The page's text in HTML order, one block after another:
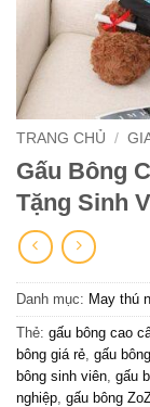
TRANG CHỦ /
Gấu Bông
Tặng Sinh
Danh mục: May thú
Thẻ: gấu bông cao
bông giá rẻ gấu
bông sinh viên gấu
nghiệp gấu bông